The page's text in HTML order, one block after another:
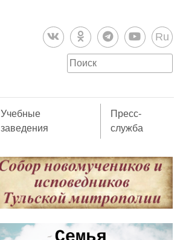
Ru
Учебные
заведения
Пресс-
служба